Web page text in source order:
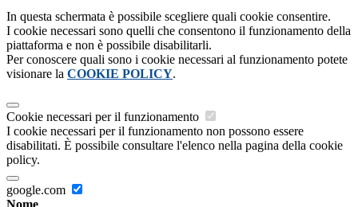
In questa schermata è possibile scegliere quali cookie consentire.
I cookie necessari sono quelli che consentono il funzionamento della
piattaforma e non è possibile disabilitarli.
Per conoscere quali sono i cookie necessari al funzionamento potete
visionare la COOKIE POLICY.
Cookie necessari per il funzionamento
I cookie necessari per il funzionamento non possono essere
disabilitati. È possibile consultare l'elenco nella pagina della cookie
policy.
google.com